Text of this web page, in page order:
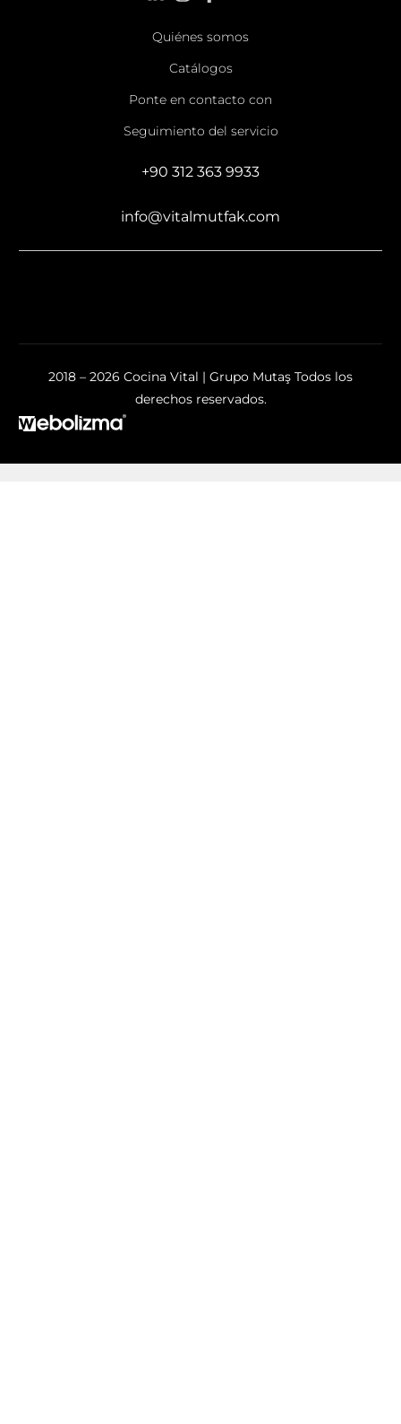
Quiénes somos
Catálogos
Ponte en contacto con
Seguimiento del servicio
+90 312 363 9933
info@vitalmutfak.com
2018 – 2026 Cocina Vital | Grupo Mutaş Todos los
derechos reservados.